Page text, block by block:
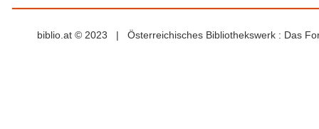
biblio.at © 2023 | Österreichisches Bibliothekswerk : Das